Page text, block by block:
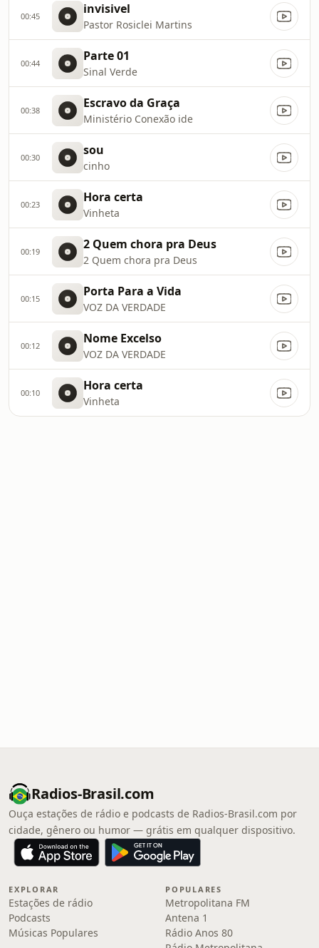
00:45 invisivel
Pastor Rosiclei Martins
00:44 Parte 01
Sinal Verde
00:38 Escravo da Graça
Ministério Conexão ide
00:30 sou
cinho
00:23 Hora certa
Vinheta
00:19 2 Quem chora pra Deus
2 Quem chora pra Deus
00:15 Porta Para a Vida
VOZ DA VERDADE
00:12 Nome Excelso
VOZ DA VERDADE
00:10 Hora certa
Vinheta
Radios-Brasil.com
Ouça estações de rádio e podcasts de Radios-Brasil.com por
cidade, gênero ou humor — grátis em qualquer dispositivo.
EXPLORAR
Estações de rádio
Podcasts
Músicas Populares
POPULARES
Metropolitana FM
Antena 1
Rádio Anos 80